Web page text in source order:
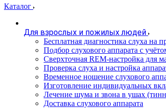
Каталог
Для взрослых и пожилых людей
Бесплатная диагностика слуха на
Подбор слухового аппарата с
Сверхточная REM-настройка для
Проверка слуха и настройка
Временное ношение слухового
Изготовление индивидуальных
Лечение шума и звона в ушах
Доставка слухового аппарата